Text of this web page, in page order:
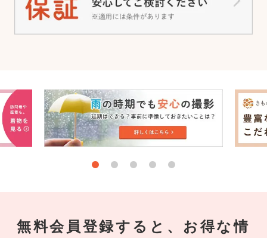
無料会員登録すると、お得な情